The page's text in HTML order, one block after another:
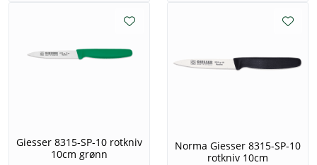
Giesser 8315-SP-10 rotkniv
10cm grønn
Norma Giesser 8315-SP-10
rotkniv 10cm